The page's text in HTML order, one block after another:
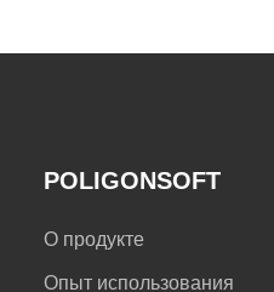
POLIGONSOFT
О продукте
Опыт использования